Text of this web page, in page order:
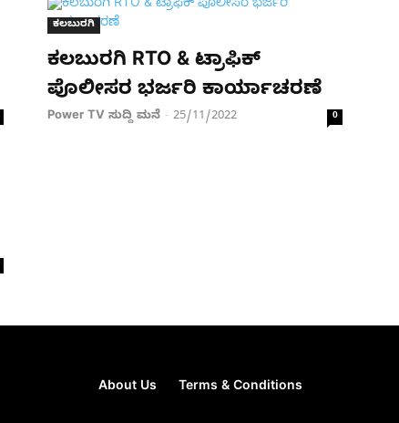
ಕಲಬುರಗಿ
ಕಲಬುರಗಿ RTO & ಟ್ರಾಫಿಕ್
ಪೊಲೀಸರ ಭರ್ಜರಿ ಕಾರ್ಯಾಚರಣೆ
Power TV ಸುದ್ದಿ ಮನೆ - 25/11/2022 0
About Us Terms & Conditions